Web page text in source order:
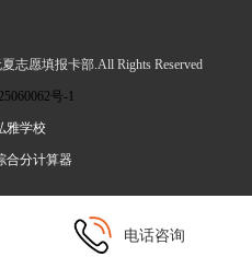
志愿填报卡部.All Rights Reserved
号-1
雅学校
合分计算器
电话咨询